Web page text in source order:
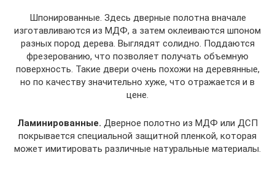
Шпонированные. Здесь дверные полотна вначале
изготавливаются из МДФ, а затем оклеиваются шпоном
разных пород дерева. Выглядят солидно. Поддаются
фрезерованию, что позволяет получать объемную
поверхность. Такие двери очень похожи на деревянные,
но по качеству значительно хуже, что отражается и в
цене.
Ламинированные. Дверное полотно из МДФ или ДСП
покрывается специальной защитной пленкой, которая
может имитировать различные натуральные материалы.